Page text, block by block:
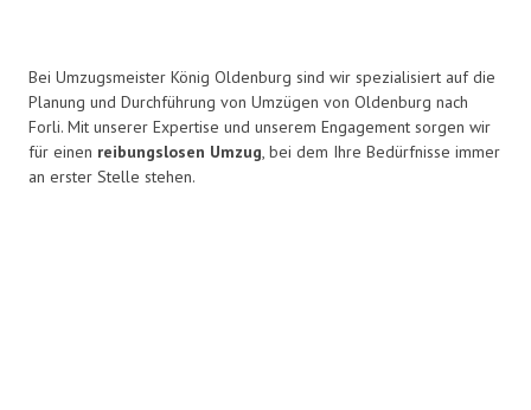
Bei Umzugsmeister König Oldenburg sind wir spezialisiert auf die
Planung und Durchführung von Umzügen von Oldenburg nach
Forli. Mit unserer Expertise und unserem Engagement sorgen wir
für einen reibungslosen Umzug, bei dem Ihre Bedürfnisse immer
an erster Stelle stehen.